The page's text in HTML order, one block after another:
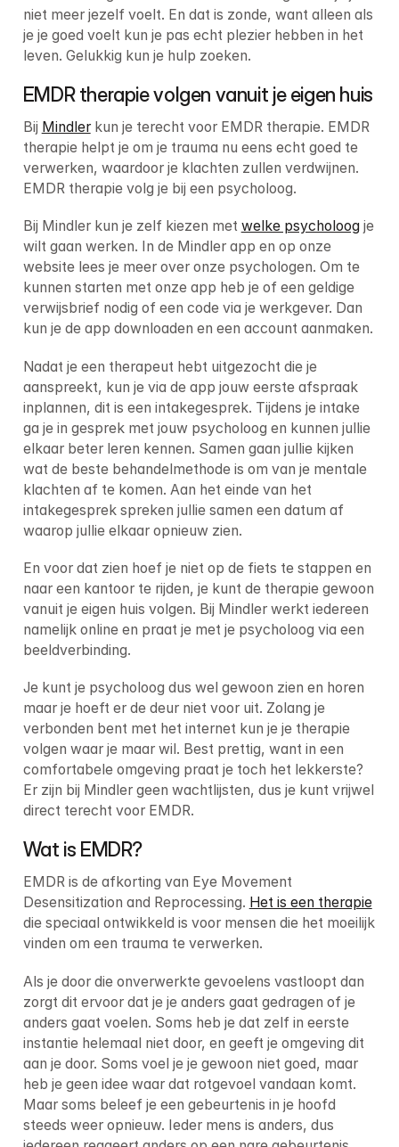
niet meer jezelf voelt. En dat is zonde, want alleen als
je je goed voelt kun je pas echt plezier hebben in het
leven. Gelukkig kun je hulp zoeken.
EMDR therapie volgen vanuit je eigen huis
Bij Mindler kun je terecht voor EMDR therapie. EMDR
therapie helpt je om je trauma nu eens echt goed te
verwerken, waardoor je klachten zullen verdwijnen.
EMDR therapie volg je bij een psycholoog.
Bij Mindler kun je zelf kiezen met welke psycholoog je
wilt gaan werken. In de Mindler app en op onze
website lees je meer over onze psychologen. Om te
kunnen starten met onze app heb je of een geldige
verwijsbrief nodig of een code via je werkgever. Dan
kun je de app downloaden en een account aanmaken.
Nadat je een therapeut hebt uitgezocht die je
aanspreekt, kun je via de app jouw eerste afspraak
inplannen, dit is een intakegesprek. Tijdens je intake
ga je in gesprek met jouw psycholoog en kunnen jullie
elkaar beter leren kennen. Samen gaan jullie kijken
wat de beste behandelmethode is om van je mentale
klachten af te komen. Aan het einde van het
intakegesprek spreken jullie samen een datum af
waarop jullie elkaar opnieuw zien.
En voor dat zien hoef je niet op de fiets te stappen en
naar een kantoor te rijden, je kunt de therapie gewoon
vanuit je eigen huis volgen. Bij Mindler werkt iedereen
namelijk online en praat je met je psycholoog via een
beeldverbinding.
Je kunt je psycholoog dus wel gewoon zien en horen
maar je hoeft er de deur niet voor uit. Zolang je
verbonden bent met het internet kun je je therapie
volgen waar je maar wil. Best prettig, want in een
comfortabele omgeving praat je toch het lekkerste?
Er zijn bij Mindler geen wachtlijsten, dus je kunt vrijwel
direct terecht voor EMDR.
Wat is EMDR?
EMDR is de afkorting van Eye Movement
Desensitization and Reprocessing. Het is een therapie
die speciaal ontwikkeld is voor mensen die het moeilijk
vinden om een trauma te verwerken.
Als je door die onverwerkte gevoelens vastloopt dan
zorgt dit ervoor dat je je anders gaat gedragen of je
anders gaat voelen. Soms heb je dat zelf in eerste
instantie helemaal niet door, en geeft je omgeving dit
aan je door. Soms voel je je gewoon niet goed, maar
heb je geen idee waar dat rotgevoel vandaan komt.
Maar soms beleef je een gebeurtenis in je hoofd
steeds weer opnieuw. Ieder mens is anders, dus